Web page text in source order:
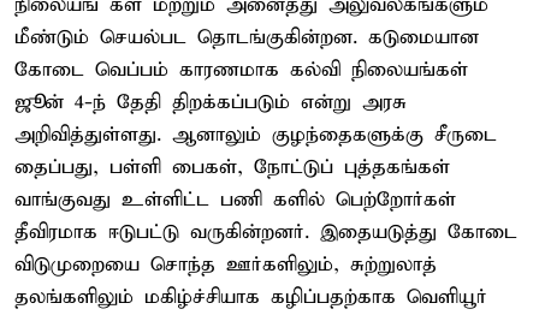
மீண்டும் செயல்பட தொடங்குகின்றன. கடுமையான
கோடை வெப்பம் காரணமாக கல்வி நிலையங்கள்
ஜூன் 4-ந் தேதி திறக்கப்படும் என்று அரசு
அறிவித்துள்ளது. ஆனாலும் குழந்தைகளுக்கு சீருடை
தைப்பது, பள்ளி பைகள், நோட்டுப் புத்தகங்கள்
வாங்குவது உள்ளிட்ட பணி களில் பெற்றோர்கள்
தீவிரமாக ஈடுபட்டு வருகின்றனர். இதையடுத்து கோடை
விடுமுறையை சொந்த ஊர்களிலும், சுற்றுலாத்
தலங்களிலும் மகிழ்ச்சியாக கழிப்பதற்காக வெளியூர்